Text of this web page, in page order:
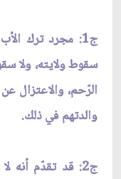
ج1: مجرد ترك
سقوط ولايته، ولا
الرّحم، والاعتزال
والدتهم في ذلك.
ج2: قد تقدّم أنه